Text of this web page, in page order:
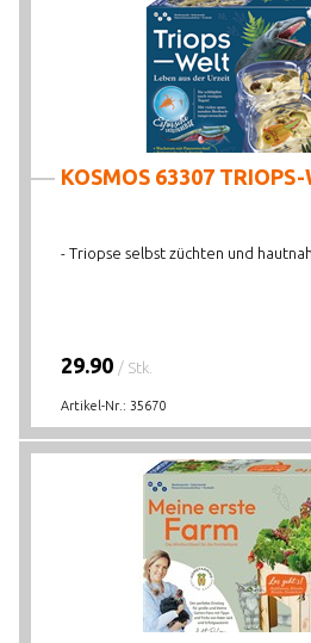
KOSMOS 63307 TRIOPS-
- Triopse selbst züchten und hautnah
29.90 / Stk.
Artikel-Nr.: 35670